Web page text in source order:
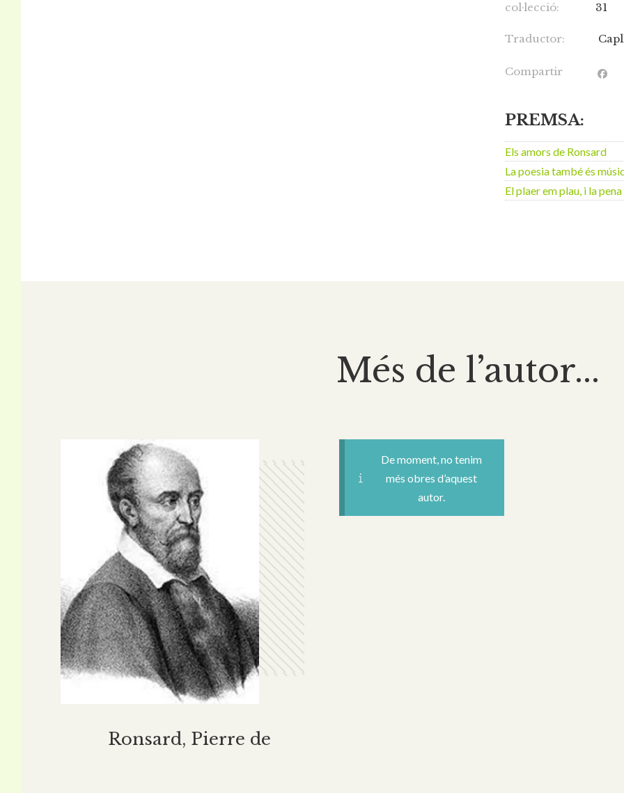
col·lecció:
31
Traductor:
Compartir
PREMSA:
Els amors de Ronsard
La poesia també és
El plaer em plau, i la pena
Més de l’autor...
Ronsard, Pierre de
De moment, no tenim
més obres d’aquest
autor.